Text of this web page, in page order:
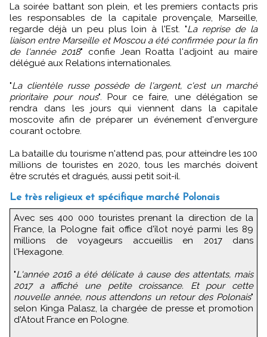
La soirée battant son plein, et les premiers contacts pris
les responsables de la capitale provençale, Marseille,
regarde déjà un peu plus loin à l'Est. "La reprise de la
liaison entre Marseille et Moscou a été confirmée pour la fin
de l'année 2018" confie Jean Roatta l'adjoint au maire
délégué aux Relations internationales.
"La clientèle russe possède de l'argent, c'est un marché
prioritaire pour nous". Pour ce faire, une délégation se
rendra dans les jours qui viennent dans la capitale
moscovite afin de préparer un événement d'envergure
courant octobre.
La bataille du tourisme n'attend pas, pour atteindre les 100
millions de touristes en 2020, tous les marchés doivent
être scrutés et dragués, aussi petit soit-il.
Le très religieux et spécifique marché Polonais
Avec ses 400 000 touristes prenant la direction de la
France, la Pologne fait office d'îlot noyé parmi les 89
millions de voyageurs accueillis en 2017 dans
l'Hexagone.
"L'année 2016 a été délicate à cause des attentats, mais
2017 a affiché une petite croissance. Et pour cette
nouvelle année, nous attendons un retour des Polonais"
selon Kinga Palasz, la chargée de presse et promotion
d'Atout France en Pologne.